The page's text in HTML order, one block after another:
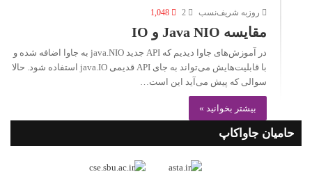
روزبه شریف‌نسب 2
1,048
مقایسه Java NIO و IO
در آموزش‌های جاوا دیدیم که API جدید java.NIO به جاوا اضافه شده و
با قابلیت‌هایش می‌تواند به‌ جای API قدیمی java.IO استفاده شود. حالا
سوالی که پیش می‌آید این است…
بیشتر بخوانید »
حامیان جاواکاپ